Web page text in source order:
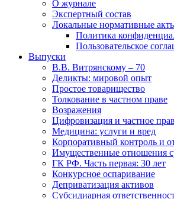
О журнале
Экспертный состав
Локальные нормативные
Политика
Пользовательское
Выпуски
В.В. Витрянскому – 70
Деликты: мировой опыт
Простое товарищество
Толкование в частном праве
Возражения
Цифровизация и частное
Медицина: услуги и вред
Корпоративный контроль и
Имущественные отношения
ГК РФ. Часть первая: 30 лет
Конкурсное оспаривание
Деприватизация активов
Субсидиарная